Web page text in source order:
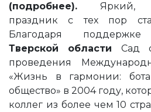
(подробнее). Яркий,
праздник с тех пор
Благодаря
Тверской области Сад
проведения
«Жизнь в гармонии:
общество» в 2004 году,
коллег из более чем 10